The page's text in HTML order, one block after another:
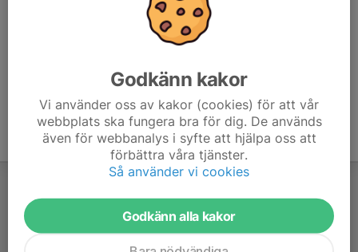
Godkänn kakor
Vi använder oss av kakor (cookies) för att vår
webbplats ska fungera bra för dig. De används
även för webbanalys i syfte att hjälpa oss att
förbättra våra tjänster.
Så använder vi cookies
Godkänn alla kakor